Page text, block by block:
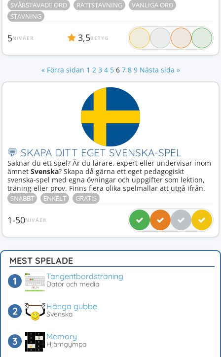
SVÅRSTAVADE ORD RÄTTSTAVNING
VANLIGA ORD
STAVNING
5NIVÅER 3,5BETYG
« Förra sidan 1 2 3 4 5 6 7 8 9 Nästa sida »
💬 SKAPA DITT EGET SVENSKA-SPEL
Saknar du ett spel? Är du lärare, expert eller undervisar inom
ämnet Svenska? Skapa då gärna ett eget pedagogiskt
svenska-spel med egna övningar och uppgifter som lektion,
träning eller prov. Finns flera olika spelmallar att utgå ifrån.
SNABBT ENKELT GRATIS
1-50NIVÅER
MEST SPELADE
Tangentbordsträning
Dator och media
Hänga gubbe
Svenska
Memory
Hjärngympa